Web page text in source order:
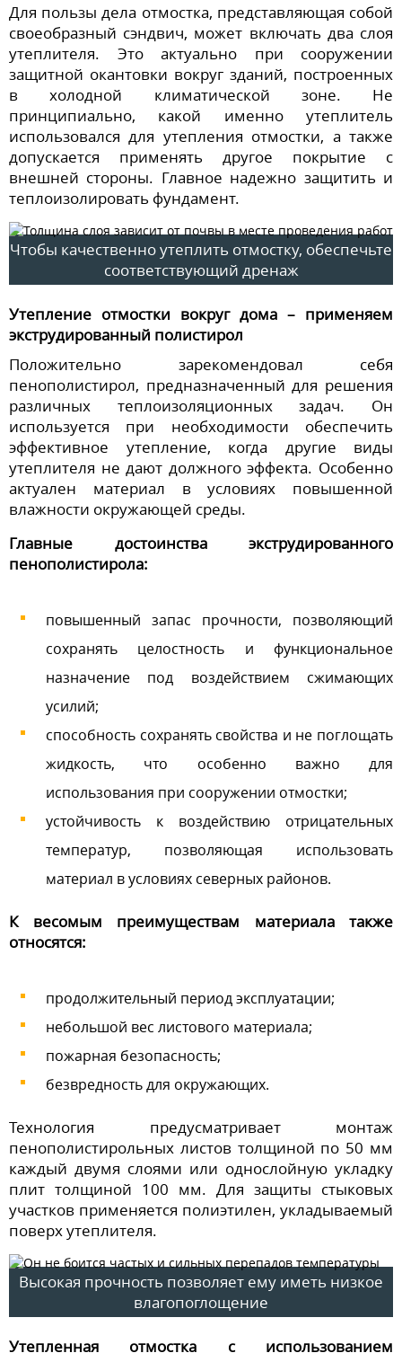
Для пользы дела отмостка, представляющая собой
своеобразный сэндвич, может включать два слоя
утеплителя. Это актуально при сооружении
защитной окантовки вокруг зданий, построенных
в холодной климатической зоне. Не
принципиально, какой именно утеплитель
использовался для утепления отмостки, а также
допускается применять другое покрытие с
внешней стороны. Главное надежно защитить и
теплоизолировать фундамент.
Чтобы качественно утеплить отмостку, обеспечьте
соответствующий дренаж
Утепление отмостки вокруг дома – применяем
экструдированный полистирол
Положительно зарекомендовал себя
пенополистирол, предназначенный для решения
различных теплоизоляционных задач. Он
используется при необходимости обеспечить
эффективное утепление, когда другие виды
утеплителя не дают должного эффекта. Особенно
актуален материал в условиях повышенной
влажности окружающей среды.
Главные достоинства экструдированного
пенополистирола:
повышенный запас прочности, позволяющий
сохранять целостность и функциональное
назначение под воздействием сжимающих
усилий;
способность сохранять свойства и не поглощать
жидкость, что особенно важно для
использования при сооружении отмостки;
устойчивость к воздействию отрицательных
температур, позволяющая использовать
материал в условиях северных районов.
К весомым преимуществам материала также
относятся:
продолжительный период эксплуатации;
небольшой вес листового материала;
пожарная безопасность;
безвредность для окружающих.
Технология предусматривает монтаж
пенополистирольных листов толщиной по 50 мм
каждый двумя слоями или однослойную укладку
плит толщиной 100 мм. Для защиты стыковых
участков применяется полиэтилен, укладываемый
поверх утеплителя.
Высокая прочность позволяет ему иметь низкое
влагопоглощение
Утепленная отмостка с использованием